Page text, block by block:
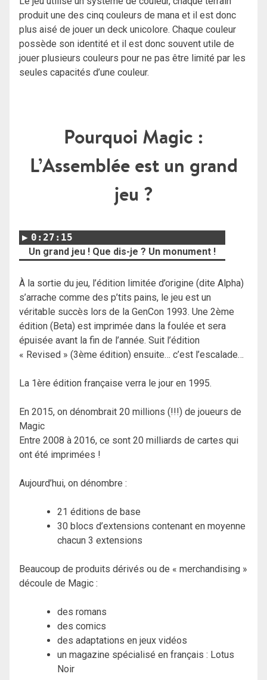
produit une des cinq couleurs de mana et il est donc
plus aisé de jouer un deck unicolore. Chaque couleur
possède son identité et il est donc souvent utile de
jouer plusieurs couleurs pour ne pas être limité par les
seules capacités d’une couleur.
Pourquoi Magic :
L’Assemblée est un grand
jeu ?
0:27:15
Un grand jeu ! Que dis-je ? Un monument !
À la sortie du jeu, l’édition limitée d’origine (dite Alpha)
s’arrache comme des p’tits pains, le jeu est un
véritable succès lors de la GenCon 1993. Une 2ème
édition (Beta) est imprimée dans la foulée et sera
épuisée avant la fin de l’année. Suit l’édition
« Revised » (3ème édition) ensuite… c’est l’escalade…
La 1ère édition française verra le jour en 1995.
En 2015, on dénombrait 20 millions (!!!) de joueurs de
Magic
Entre 2008 à 2016, ce sont 20 milliards de cartes qui
ont été imprimées !
Aujourd’hui, on dénombre :
21 éditions de base
30 blocs d’extensions contenant en moyenne
chacun 3 extensions
Beaucoup de produits dérivés ou de « merchandising »
découle de Magic :
des romans
des comics
des adaptations en jeux vidéos
un magazine spécialisé en français : Lotus
Noir